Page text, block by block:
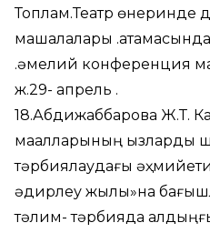
Топлам.Театр өнеринде
машқалалары
.әмелий конференция
ж.29- апрель .
18.Абдижаббарова Ж.Т.
мақалларының қызларды
тәрбиялаудағы
қәдирлеу жылы»на
тәлим- тәрбияда